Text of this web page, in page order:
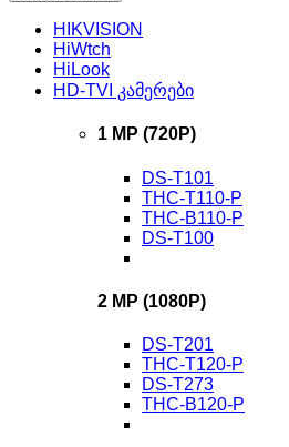
HIKVISION
HiWtch
HiLook
HD-TVI კამერები
1 MP (720P)
DS-T101
THC-T110-P
THC-B110-P
DS-T100
2 MP (1080P)
DS-T201
THC-T120-P
DS-T273
THC-B120-P